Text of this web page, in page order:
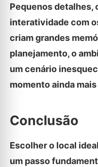
Pequenos detalhes,
interatividade com
criam grandes
planejamento, o
um cenário
momento ainda
Conclusão
Escolher o local
um passo